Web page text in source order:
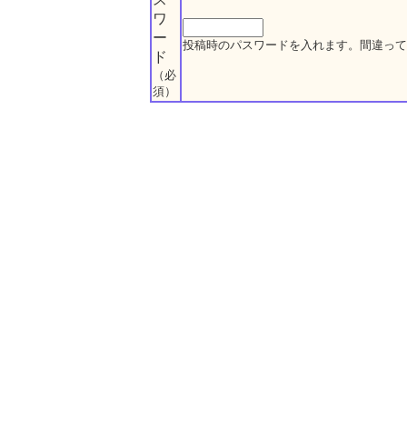
ワ
ー
ド
（必
須）
投稿時のパスワードを入れます。間違っ